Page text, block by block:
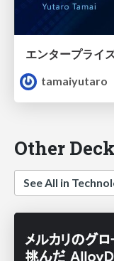
tamaiyutaro
Other
See All in